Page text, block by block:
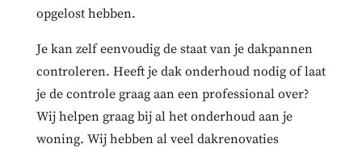
opgelost hebben.
Je kan zelf eenvoudig de staat van je dakpannen
controleren. Heeft je dak onderhoud nodig of laat
je de controle graag aan een professional over?
Wij helpen graag bij al het onderhoud aan je
woning. Wij hebben al veel dakrenovaties